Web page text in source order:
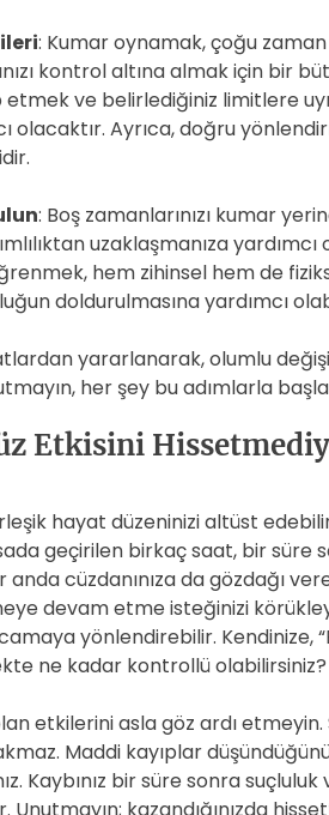
: Kumar oynamak, çoğu
kontrol altına almak için bir
etmek ve belirlediğiniz limitlere
olacaktır. Ayrıca, doğru
: Boş zamanlarınızı kumar
uzaklaşmanıza
hem zihinsel hem de
doldurulmasına yardımcı
yararlanarak, olumlu
her şey bu adımlarla
Etkisini
hayat düzeninizi altüst
geçirilen birkaç saat, bir süre
cüzdanınıza da gözdağı
devam etme isteğinizi
yönlendirebilir. Kendinize,
ne kadar kontrollü olabilirsiniz?
etkilerini asla göz ardı
Maddi kayıplar
Kaybınız bir süre sonra